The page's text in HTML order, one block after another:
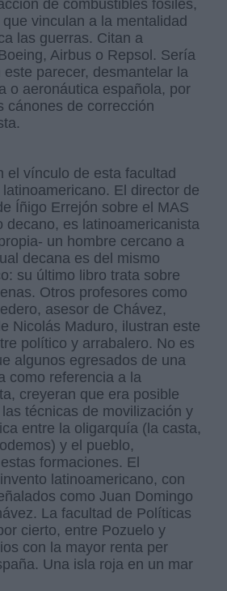
de combustibles fósiles,
vinculan a la mentalidad
las guerras. Citan a
Airbus o Repsol. Sería
parecer, desmantelar la
o aeronáutica española, por
cánones de corrección
el vínculo de esta facultad
El director de
Íñigo Errejón sobre el MAS
decano, es latinoamericanista
un hombre cercano a
decana es del mismo
su último libro trata sobre
Otros profesores como
asesor de Chávez,
Nicolás Maduro, ilustran este
político y arrabalero. No es
algunos egresados de una
como referencia a la
creyeran que era posible
técnicas de movilización y
entre la oligarquía (la casta,
y el pueblo,
formaciones. El
latinoamericano, con
como Juan Domingo
La facultad de Políticas
cierto, entre Pozuelo y
con la mayor renta per
Una isla roja en un mar